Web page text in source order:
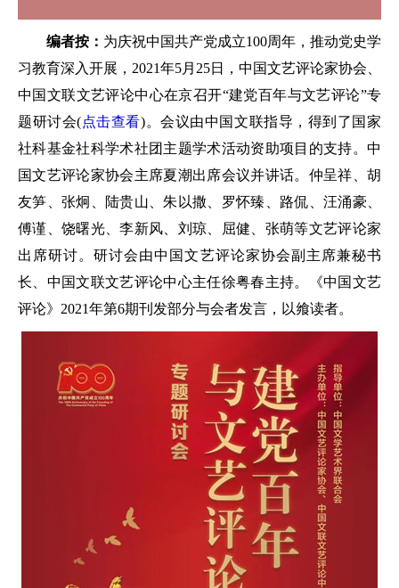
编者按： 为庆祝中国共产党成立100周年，推动党史学
习教育深入开展，2021年5月25日，中国文艺评论家协会、
中国文联文艺评论中心在京召开“建党百年与文艺评论”专
题研讨会(点击查看)。会议由中国文联指导，得到了国家
社科基金社科学术社团主题学术活动资助项目的支持。中
国文艺评论家协会主席夏潮出席会议并讲话。仲呈祥、胡
友笋、张炯、陆贵山、朱以撒、罗怀臻、路侃、汪涌豪、
傅谨、饶曙光、李新风、刘琼、屈健、张萌等文艺评论家
出席研讨。研讨会由中国文艺评论家协会副主席兼秘书
长、中国文联文艺评论中心主任徐粤春主持。《中国文艺
评论》2021年第6期刊发部分与会者发言，以飨读者。